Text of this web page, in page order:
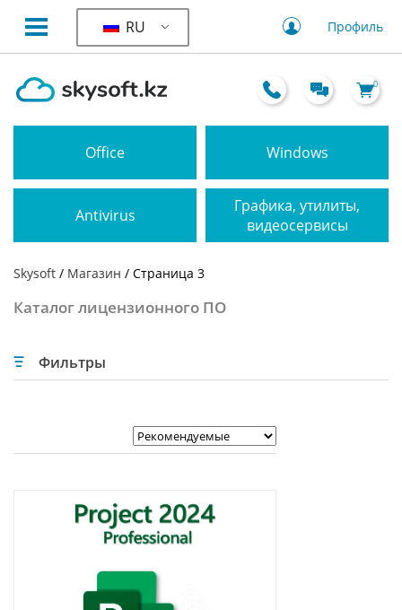
RU Профиль
0
Office Windows
Antivirus
Графика, утилиты,
видеосервисы
Skysoft / Магазин / Страница 3
Каталог лицензионного ПО
Фильтры